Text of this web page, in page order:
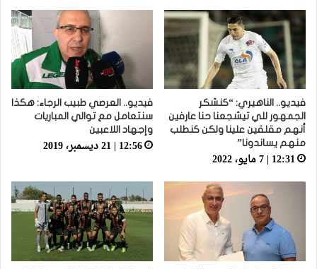
فيديو.. الناهيري: “كنشكر
الجمهور للي تيشجعنا حنا عارفين
أنهم مقلقين علينا ولكن كنطلب
منهم يساندونا”
12:31 | 7 مايو، 2022
فيديو.. العرصي طبيب الرجاء: هكذا
سنتعامل مع توالي المباريات
وإجهاد اللاعبين
12:56 | 21 ديسمبر، 2019